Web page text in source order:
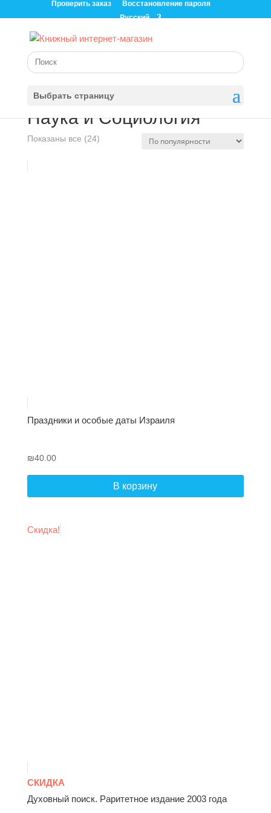
Проверить заказ
Восстановление пароля
Русский
Выбрать страницу
Главная/Магазин/ Наука и Социология
Наука и Социология
Показаны все (24)Сортировка:
Праздники и особые даты Израиля
₪40.00
В корзину
Скидка!
СКИДКА
Духовный поиск. Раритетное издание 2003 года